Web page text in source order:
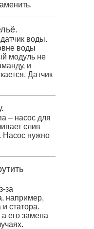
воды.
воды
модуль не
и
Датчик
– насос для
слив
Насос нужно
за
например,
статора.
его замена